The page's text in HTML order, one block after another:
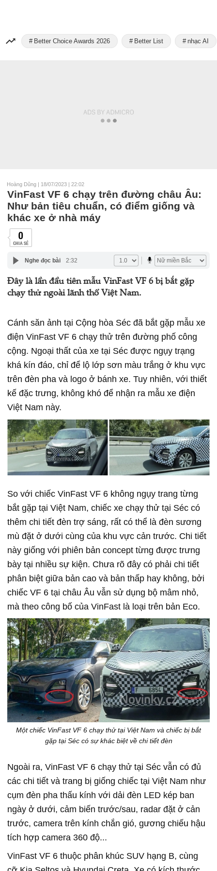
Better Choice Awards 2026 Better List nhạc AI
Hoàng Dũng | 18/07/2023 | 22:02
VinFast VF 6 chạy trên đường châu Âu:
Như bản tiêu chuẩn, có điểm giống và
khác xe ở nhà máy
0
CHIA SẺ
Nghe đọc bài 2:32
Đây là lần đầu tiên mẫu VinFast VF 6 bị bắt gặp
chạy thử ngoài lãnh thổ Việt Nam.
Cánh săn ảnh tại Cộng hòa Séc đã bắt gặp mẫu xe
điện VinFast VF 6 chạy thử trên đường phố công
cộng. Ngoại thất của xe tại Séc được ngụy trạng
khá kín đáo, chỉ để lộ lớp sơn màu trắng ở khu vực
trên đèn pha và logo ở bánh xe. Tuy nhiên, với thiết
kế đặc trưng, không khó để nhận ra mẫu xe điện
Việt Nam này.
So với chiếc VinFast VF 6 không ngụy trang từng
bắt gặp tại Việt Nam, chiếc xe chạy thử tại Séc có
thêm chi tiết đèn trợ sáng, rất có thể là đèn sương
mù đặt ở dưới cùng của khu vực cản trước. Chi tiết
này giống với phiên bản concept từng được trưng
bày tại nhiều sự kiện. Chưa rõ đây có phải chi tiết
phân biệt giữa bản cao và bản thấp hay không, bởi
chiếc VF 6 tại châu Âu vẫn sử dụng bộ mâm nhỏ,
mà theo công bố của VinFast là loại trên bản Eco.
Một chiếc VinFast VF 6 chạy thử tại Việt Nam và chiếc bị bắt
gặp tại Séc có sự khác biệt về chi tiết đèn
Ngoài ra, VinFast VF 6 chạy thử tại Séc vẫn có đủ
các chi tiết và trang bị giống chiếc tại Việt Nam như
cụm đèn pha thấu kính với dải đèn LED kép ban
ngày ở dưới, cảm biến trước/sau, radar đặt ở cản
trước, camera trên kính chắn gió, gương chiếu hậu
tích hợp camera 360 độ...
VinFast VF 6 thuộc phân khúc SUV hạng B, cùng